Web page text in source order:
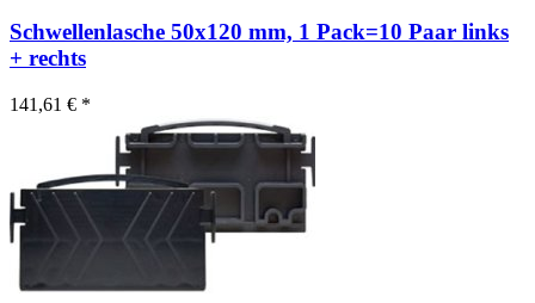
Schwellenlasche 50x120 mm, 1 Pack=10 Paar links
+ rechts
141,61 € *